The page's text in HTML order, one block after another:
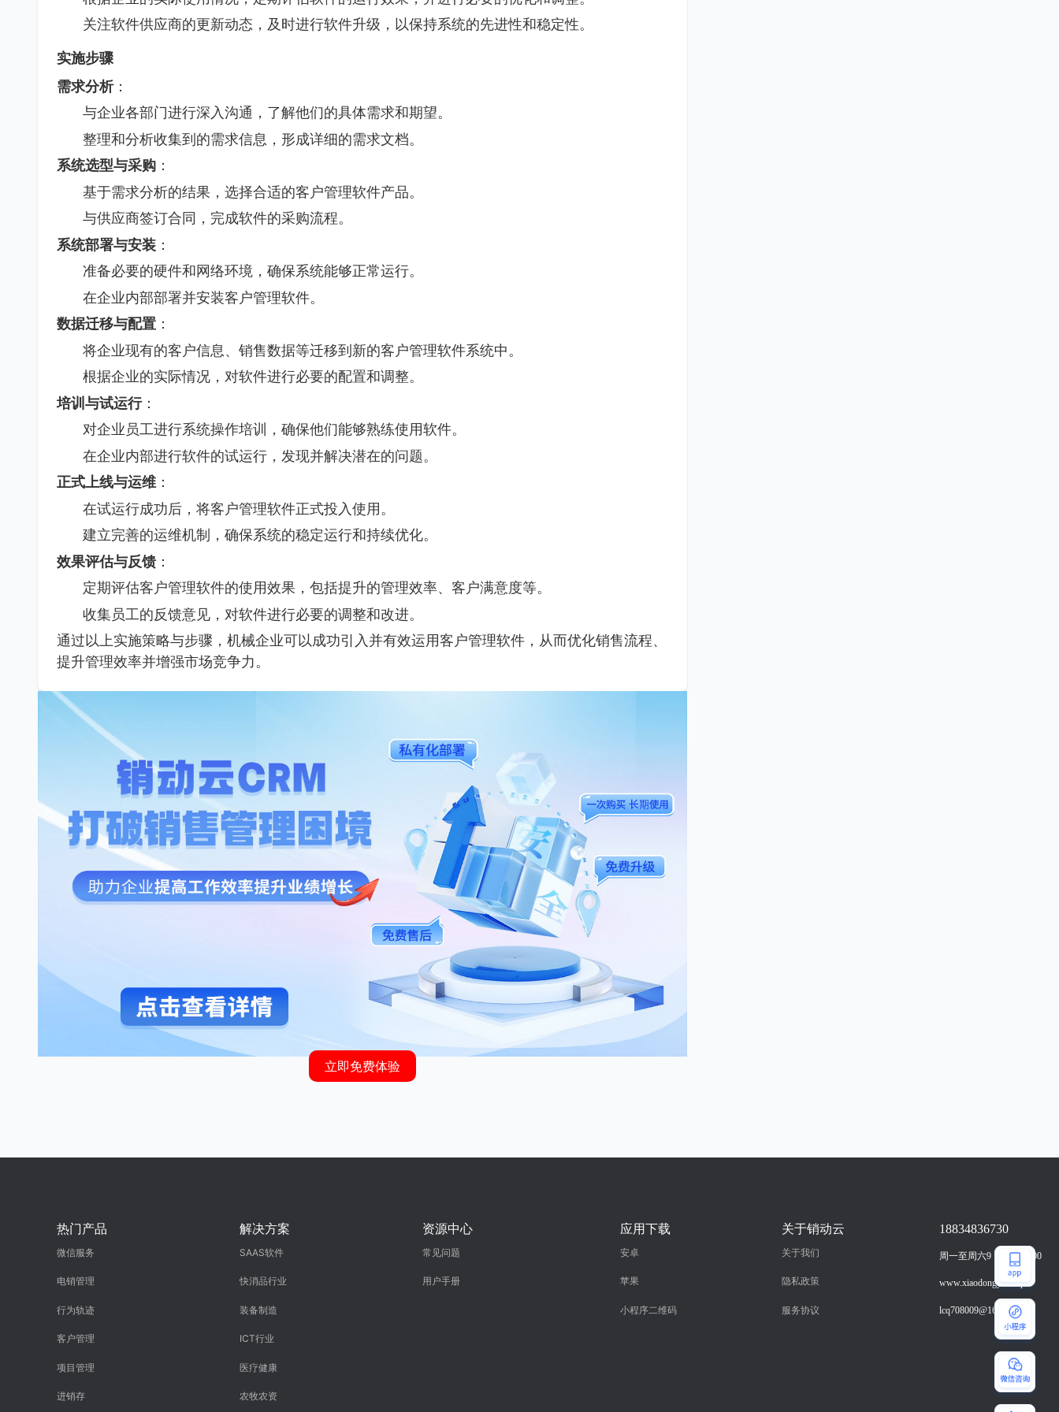
关注软件供应商的更新动态，及时进行软件升级，以保持系统的先进性和稳定性。
实施步骤
需求分析：
与企业各部门进行深入沟通，了解他们的具体需求和期望。
整理和分析收集到的需求信息，形成详细的需求文档。
系统选型与采购 ：
基于需求分析的结果，选择合适的客户管理软件产品。
与供应商签订合同，完成软件的采购流程。
系统部署与安装 ：
准备必要的硬件和网络环境，确保系统能够正常运行。
在企业内部部署并安装客户管理软件。
数据迁移与配置 ：
将企业现有的客户信息、销售数据等迁移到新的客户管理软件系统中。
根据企业的实际情况，对软件进行必要的配置和调整。
培训与试运行：
对企业员工进行系统操作培训，确保他们能够熟练使用软件。
在企业内部进行软件的试运行，发现并解决潜在的问题。
正式上线与运维 ：
在试运行成功后，将客户管理软件正式投入使用。
建立完善的运维机制，确保系统的稳定运行和持续优化。
效果评估与反馈：
定期评估客户管理软件的使用效果，包括提升的管理效率、客户满意度等。
收集员工的反馈意见，对软件进行必要的调整和改进。
通过以上实施策略与步骤，机械企业可以成功引入并有效运用客户管理软件，从而优化销售流程、
提升管理效率并增强市场竞争力。
立即免费体验
热门产品
微信服务
电销管理
行为轨迹
客户管理
项目管理
进销存
解决方案
SAAS软件
快消品行业
装备制造
ICT行业
医疗健康
农牧农资
资源中心
常见问题
用户手册
应用下载
安卓
苹果
小程序二维码
关于销动云
关于我们
隐私政策
服务协议
18834836730
周一至周六9：00-18：00
www.xiaodongyun.vip
lcq708009@163.com